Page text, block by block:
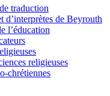
traduction
d’interprètes de Beyrouth
l’éducation
religieuses
chrétiennes